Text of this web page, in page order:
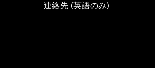
連絡先 (英語のみ)